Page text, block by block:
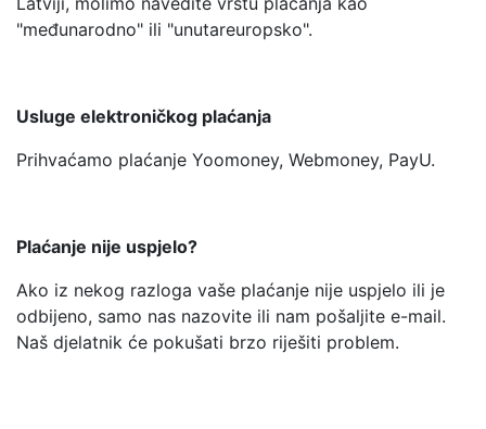
"međunarodno" ili "unutareuropsko".
Usluge elektroničkog plaćanja
Prihvaćamo plaćanje Yoomoney, Webmoney, PayU.
Plaćanje nije uspjelo?
Ako iz nekog razloga vaše plaćanje nije uspjelo ili je
odbijeno, samo nas nazovite ili nam pošaljite e-mail.
Naš djelatnik će pokušati brzo riješiti problem.